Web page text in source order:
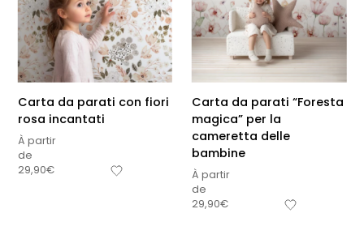
Carta da parati con fiori
rosa incantati
À partir
de
29,90€
Carta da parati “Foresta
magica” per la
cameretta delle
bambine
À partir
de
29,90€